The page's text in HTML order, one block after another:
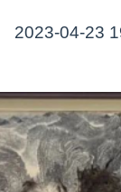
2023-04-23